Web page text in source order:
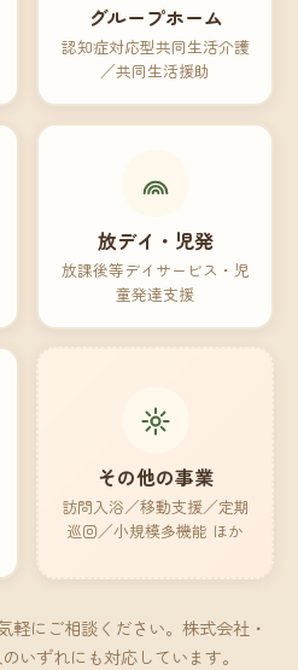
グループホーム
認知症対応型共同生活介護
／共同生活援助
放デイ・児発
放課後等デイサービス・児
童発達支援
その他の事業
訪問入浴／移動支援／定期
巡回／小規模多機能 ほか
軽にご相談ください。株式会社・
いずれにも対応しています。